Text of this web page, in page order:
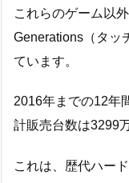
これらのゲーム以
Generations（タッ
ています。
2016年までの12年
計販売台数は3299
これは、歴代ハー